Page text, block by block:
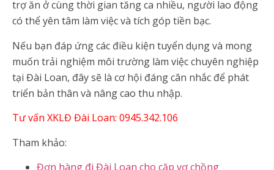
trợ ăn ở cùng thời gian tăng ca nhiều, người lao động
có thể yên tâm làm việc và tích góp tiền bạc.
Nếu bạn đáp ứng các điều kiện tuyển dụng và mong
muốn trải nghiệm môi trường làm việc chuyên nghiệp
tại Đài Loan, đây sẽ là cơ hội đáng cân nhắc để phát
triển bản thân và nâng cao thu nhập.
Tư vấn XKLĐ Đài Loan: 0945.342.106
Tham khảo:
Đơn hàng đi Đài Loan cho cặp vợ chồng